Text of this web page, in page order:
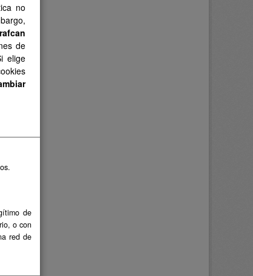
no
de
elige
de
o con
red de